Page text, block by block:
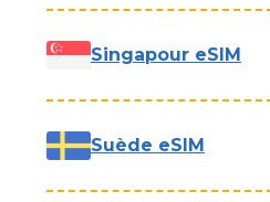
Singapour eSIM
Suède eSIM